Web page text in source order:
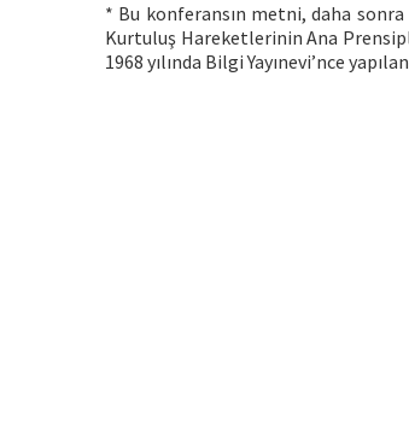
* Bu konferansın metni, daha sonra
Kurtuluş Hareketlerinin Ana
1968 yılında Bilgi Yayınevi’nce